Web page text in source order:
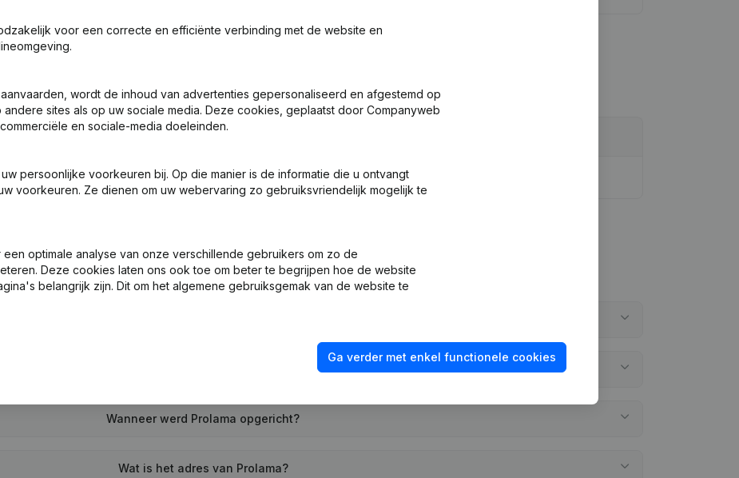
(Nieuwe Rechtspersoon, Opening Bijkantoor, enz...)
Wanneer werd Prolama opgericht?
Wat is het adres van Prolama?
voor een correcte en efficiënte verbinding met de website en
wordt de inhoud van advertenties gepersonaliseerd en afgestemd op
sites als op uw sociale media. Deze cookies, geplaatst door Companyweb
en sociale-media doeleinden.
persoonlijke voorkeuren bij. Op die manier is de informatie die u ontvangt
voorkeuren. Ze dienen om uw webervaring zo gebruiksvriendelijk mogelijk te
optimale analyse van onze verschillende gebruikers om zo de
Deze cookies laten ons ook toe om beter te begrijpen hoe de website
belangrijk zijn. Dit om het algemene gebruiksgemak van de website te
Ga verder met enkel functionele cookies